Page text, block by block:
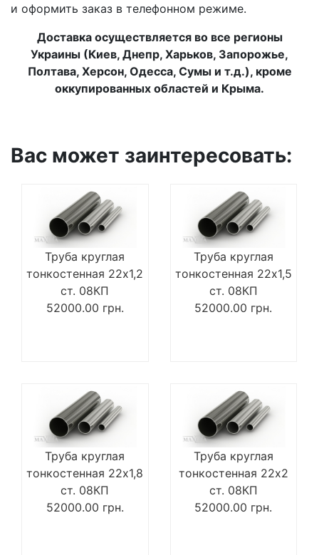
и оформить заказ в телефонном режиме.
Доставка осуществляется во все регионы
Украины (Киев, Днепр, Харьков, Запорожье,
Полтава, Херсон, Одесса, Сумы и т.д.), кроме
оккупированных областей и Крыма.
Вас может заинтересовать:
Труба круглая
тонкостенная 22х1,2
ст. 08КП
52000.00 грн.
Труба круглая
тонкостенная 22х1,5
ст. 08КП
52000.00 грн.
Труба круглая
тонкостенная 22х1,8
ст. 08КП
52000.00 грн.
Труба круглая
тонкостенная 22х2
ст. 08КП
52000.00 грн.